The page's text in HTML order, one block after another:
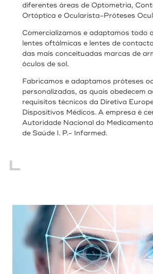
diferentes áreas de Optometria,
Ortóptica e Ocularista-Próteses
Comercializamos e adaptamos todo
lentes oftálmicas e lentes de
das mais conceituadas marcas de
óculos de sol.
Fabricamos e adaptamos próteses
personalizadas, as quais obedecem
requisitos técnicos da Diretiva
Dispositivos Médicos. A empresa é
Autoridade Nacional do
de Saúde I. P.- Infarmed.
PRÓTESES OCULARES